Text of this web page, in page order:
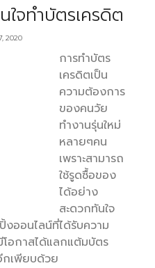
จทำบัตรเครดิต
2020
การทำบัตร
เครดิตเป็น
ความต้องการ
ของคนวัย
ทำงานรุ่นใหม่
หลายๆคน
เพราะสามารถ
ใช้รูดซื้อของ
ได้อย่าง
สะดวกทันใจ
งออนไลน์ที่ได้รับความ
อกาสได้แลกแต้มบัตร
กเพียบด้วย